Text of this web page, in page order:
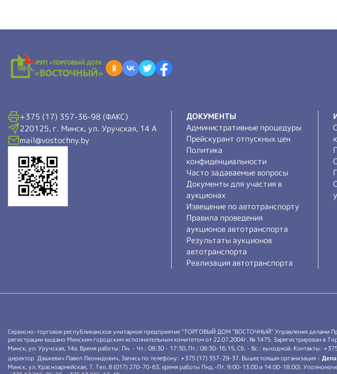
+375 (17) 357-36-98 (ФАКС)
220125, г. Минск, ул. Уручская, 14 А
mail@vostochny.by
ДОКУМЕНТЫ
Административные процедуры
Прейскурант отпускных цен
Политика
конфиденциальности
Часто задаваемые вопросы
Документы для участия в
аукционах
Извещение по автотранспорту
Правила проведения
аукционов автотранспорта
Результаты аукционов
автотранспорта
Реализация автотранспорта
Сервисно-торговое республиканское унитарное предприятие "ТОРГОВЫЙ ДОМ "ВОСТОЧНЫЙ" Управления
регистрации выдано Минским городским исполнительным комитетом от 22.07.2004г. № 1475. Зарегистрирован в
Минск, ул. Уручская, 14а. Время работы: Пн. - Чт.: 08:30 - 17:30, Пт.: 08:30-16:15, Сб. - Вс.: выходной. Контакты:
директор Дашкевич Павел Леонидович, Запись по телефону: +375 (17) 357-29-37. Вышестоящая организация -
Минск, ул. Красноармейская, 7. Тел. 8 (017) 270-70-63, время работы Пнд.-Пт. 9:00-13:00 и 14:00-18:00).